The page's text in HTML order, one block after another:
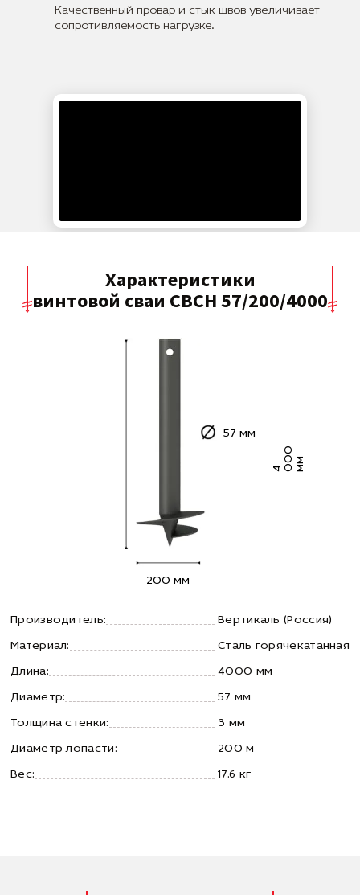
Качественный провар и стык швов увеличивает
сопротивляемость нагрузке.
Характеристики
винтовой сваи СВСН 57/200/4000
4 0 0
0
м м
200 мм
57 мм
Производитель: Вертикаль (Россия)
Материал: Сталь горячекатанная
Длина: 4000 мм
Диаметр: 57 мм
Толщина стенки: 3 мм
Диаметр лопасти: 200 м
Вес: 17.6 кг